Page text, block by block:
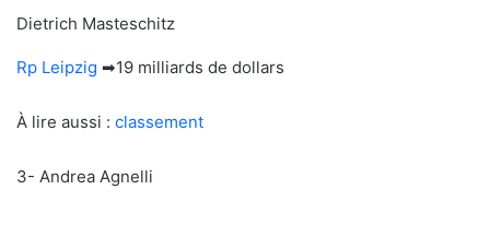
Dietrich Masteschitz
Rp Leipzig ➡19 milliards de dollars
À lire aussi : classement
3- Andrea Agnelli